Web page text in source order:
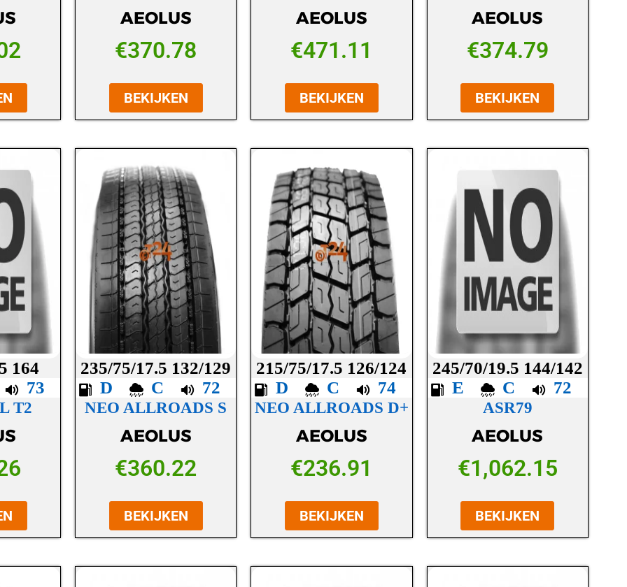
AEOLUS
€370.78
BEKIJKEN
AEOLUS
€471.11
BEKIJKEN
AEOLUS
€374.79
BEKIJKEN
164
73
T2
235/75/17.5 132/129
D
C 72
NEO ALLROADS S
AEOLUS
€360.22
BEKIJKEN
215/75/17.5 126/124
D
C 74
NEO ALLROADS D+
AEOLUS
€236.91
BEKIJKEN
245/70/19.5 144/142
E
C 72
ASR79
AEOLUS
€1,062.15
BEKIJKEN